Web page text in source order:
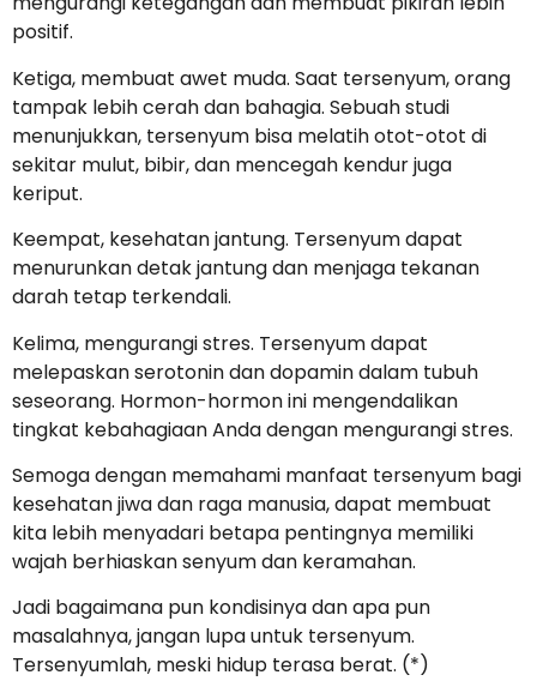
positif.
Ketiga, membuat awet muda. Saat tersenyum, orang
tampak lebih cerah dan bahagia. Sebuah studi
menunjukkan, tersenyum bisa melatih otot-otot di
sekitar mulut, bibir, dan mencegah kendur juga
keriput.
Keempat, kesehatan jantung. Tersenyum dapat
menurunkan detak jantung dan menjaga tekanan
darah tetap terkendali.
Kelima, mengurangi stres. Tersenyum dapat
melepaskan serotonin dan dopamin dalam tubuh
seseorang. Hormon-hormon ini mengendalikan
tingkat kebahagiaan Anda dengan mengurangi stres.
Semoga dengan memahami manfaat tersenyum bagi
kesehatan jiwa dan raga manusia, dapat membuat
kita lebih menyadari betapa pentingnya memiliki
wajah berhiaskan senyum dan keramahan.
Jadi bagaimana pun kondisinya dan apa pun
masalahnya, jangan lupa untuk tersenyum.
Tersenyumlah, meski hidup terasa berat. (*)